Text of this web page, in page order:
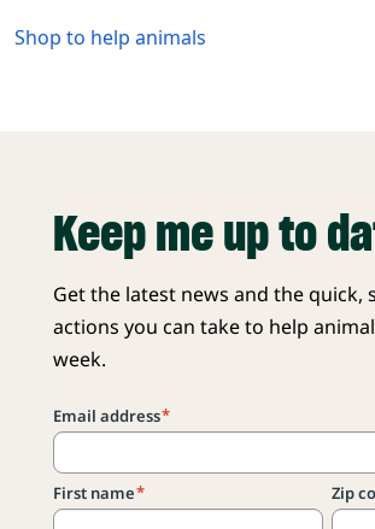
Shop to help animals